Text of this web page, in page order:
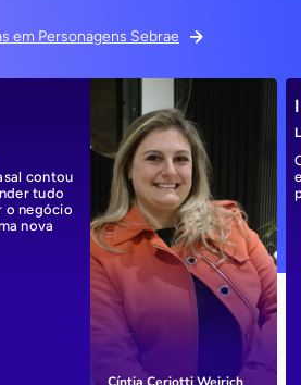
em Personagens Sebrae
Cíntia Ceriotti Weirich
contou
tudo
o negócio
nova